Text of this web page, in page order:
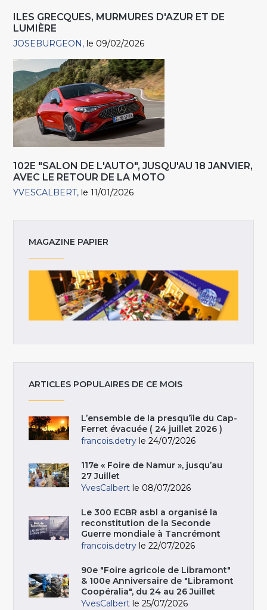
ILES GRECQUES, MURMURES D'AZUR ET DE
LUMIÈRE
JOSEBURGEON le 09/02/2026
102E "SALON DE L'AUTO", JUSQU'AU 18 JANVIER,
AVEC LE RETOUR DE LA MOTO
YVESCALBERT le 11/01/2026
MAGAZINE PAPIER
ARTICLES POPULAIRES DE CE MOIS
L’ensemble de la presqu’île du Cap-
Ferret évacuée ( 24 juillet 2026 )
francois.detry le 24/07/2026
117e « Foire de Namur », jusqu’au
27 Juillet
YvesCalbert le 08/07/2026
Le 300 ECBR asbl a organisé la
reconstitution de la Seconde
Guerre mondiale à Tancrémont
francois.detry le 22/07/2026
90e "Foire agricole de Libramont"
& 100e Anniversaire de "Libramont
Coopéralia", du 24 au 26 Juillet
YvesCalbert le 25/07/2026